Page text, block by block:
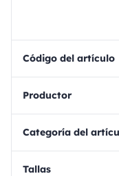
Código del artículo
Productor
Categoría del
Tallas